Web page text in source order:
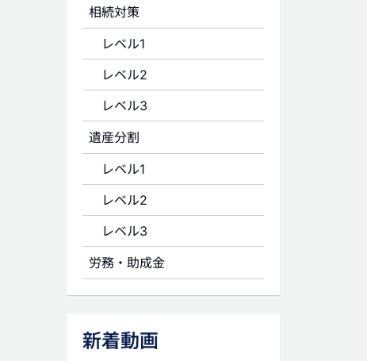
相続対策
レベル1
レベル2
レベル3
遺産分割
レベル1
レベル2
レベル3
労務・助成金
新着動画